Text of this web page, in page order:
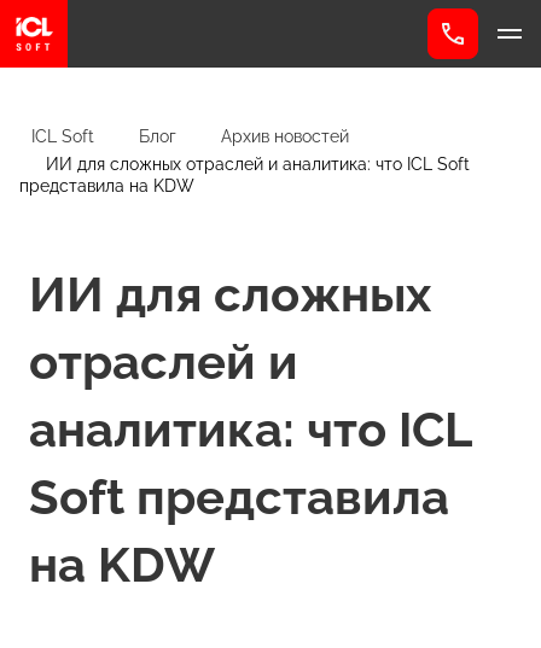
ICL Soft Блог
Архив новостей
ИИ для сложных отраслей и аналитика: что ICL Soft
представила на KDW
ИИ для сложных
отраслей и
аналитика: что ICL
Soft представила
на KDW